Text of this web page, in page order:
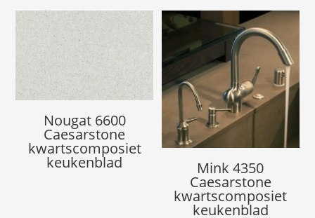
Nougat 6600
Caesarstone
kwartscomposiet
keukenblad Mink 4350
Caesarstone
kwartscomposiet
keukenblad